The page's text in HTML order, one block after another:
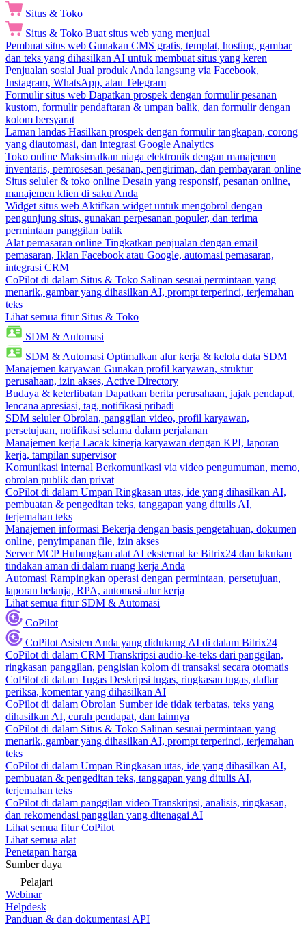
Situs & Toko
Situs & Toko Buat situs web yang menjual
Pembuat situs web Gunakan CMS gratis, templat, hosting, gambar
dan teks yang dihasilkan AI untuk membuat situs yang keren
Penjualan sosial Jual produk Anda langsung via Facebook,
Instagram, WhatsApp, atau Telegram
Formulir situs web Dapatkan prospek dengan formulir pesanan
kustom, formulir pendaftaran & umpan balik, dan formulir dengan
kolom bersyarat
Laman landas Hasilkan prospek dengan formulir tangkapan, corong
yang diautomasi, dan integrasi Google Analytics
Toko online Maksimalkan niaga elektronik dengan manajemen
inventaris, pemrosesan pesanan, pengiriman, dan pembayaran online
Situs seluler & toko online Desain yang responsif, pesanan online,
manajemen klien di saku Anda
Widget situs web Aktifkan widget untuk mengobrol dengan
pengunjung situs, gunakan perpesanan populer, dan terima
permintaan panggilan balik
Alat pemasaran online Tingkatkan penjualan dengan email
pemasaran, Iklan Facebook atau Google, automasi pemasaran,
integrasi CRM
CoPilot di dalam Situs & Toko Salinan sesuai permintaan yang
menarik, gambar yang dihasilkan AI, prompt terperinci, terjemahan
teks
Lihat semua fitur Situs & Toko
SDM & Automasi
SDM & Automasi Optimalkan alur kerja & kelola data SDM
Manajemen karyawan Gunakan profil karyawan, struktur
perusahaan, izin akses, Active Directory
Budaya & keterlibatan Dapatkan berita perusahaan, jajak pendapat,
lencana apresiasi, tag, notifikasi pribadi
SDM seluler Obrolan, panggilan video, profil karyawan,
persetujuan, notifikasi selama dalam perjalanan
Manajemen kerja Lacak kinerja karyawan dengan KPI, laporan
kerja, tampilan supervisor
Komunikasi internal Berkomunikasi via video pengumuman, memo,
obrolan publik dan privat
CoPilot di dalam Umpan Ringkasan utas, ide yang dihasilkan AI,
pembuatan & pengeditan teks, tanggapan yang ditulis AI,
terjemahan teks
Manajemen informasi Bekerja dengan basis pengetahuan, dokumen
online, penyimpanan file, izin akses
Server MCP Hubungkan alat AI eksternal ke Bitrix24 dan lakukan
tindakan aman di dalam ruang kerja Anda
Automasi Rampingkan operasi dengan permintaan, persetujuan,
laporan belanja, RPA, automasi alur kerja
Lihat semua fitur SDM & Automasi
CoPilot
CoPilot Asisten Anda yang didukung AI di dalam Bitrix24
CoPilot di dalam CRM Transkripsi audio-ke-teks dari panggilan,
ringkasan panggilan, pengisian kolom di transaksi secara otomatis
CoPilot di dalam Tugas Deskripsi tugas, ringkasan tugas, daftar
periksa, komentar yang dihasilkan AI
CoPilot di dalam Obrolan Sumber ide tidak terbatas, teks yang
dihasilkan AI, curah pendapat, dan lainnya
CoPilot di dalam Situs & Toko Salinan sesuai permintaan yang
menarik, gambar yang dihasilkan AI, prompt terperinci, terjemahan
teks
CoPilot di dalam Umpan Ringkasan utas, ide yang dihasilkan AI,
pembuatan & pengeditan teks, tanggapan yang ditulis AI,
terjemahan teks
CoPilot di dalam panggilan video Transkripsi, analisis, ringkasan,
dan rekomendasi panggilan yang ditenagai AI
Lihat semua fitur CoPilot
Lihat semua alat
Penetapan harga
Sumber daya
Pelajari
Webinar
Helpdesk
Panduan & dan dokumentasi API